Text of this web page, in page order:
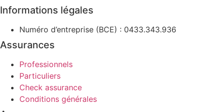
Informations légales
Numéro d’entreprise (BCE) : 0433.343.936
Assurances
Professionnels
Particuliers
Check assurance
Conditions générales